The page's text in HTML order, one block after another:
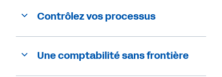
Contrôlez vos processus
Une comptabilité sans frontière